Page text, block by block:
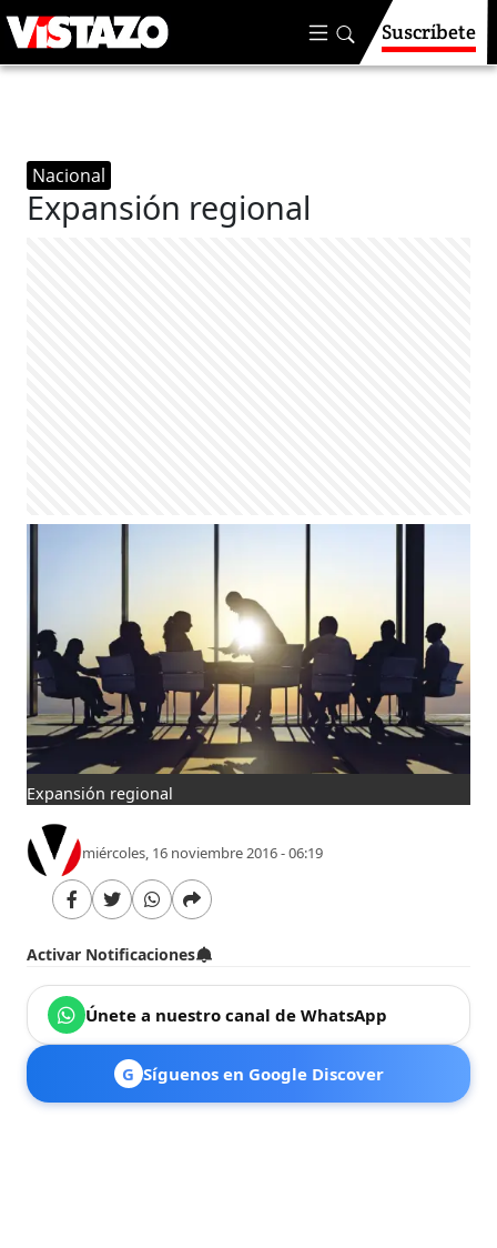
Suscríbete
Nacional
Expansión regional
Expansión regional
miércoles, 16 noviembre 2016 - 06:19
Activar Notificaciones
Únete a nuestro canal de WhatsApp
G Síguenos en Google Discover